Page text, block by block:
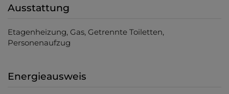
Ausstattung
Etagenheizung Gas Getrennte Toiletten
Personenaufzug
Energieausweis